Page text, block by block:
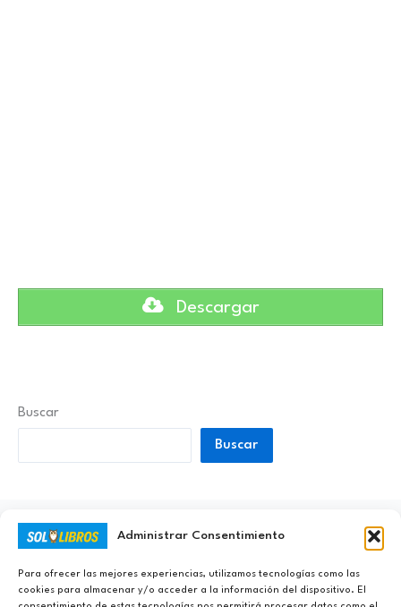
Administrar Consentimiento
Para ofrecer las mejores experiencias, utilizamos tecnologías como las
cookies para almacenar y/o acceder a la información del dispositivo. El
Descargar
Buscar
Buscar
Ayúdanos a Nunca Dejar de Aprender